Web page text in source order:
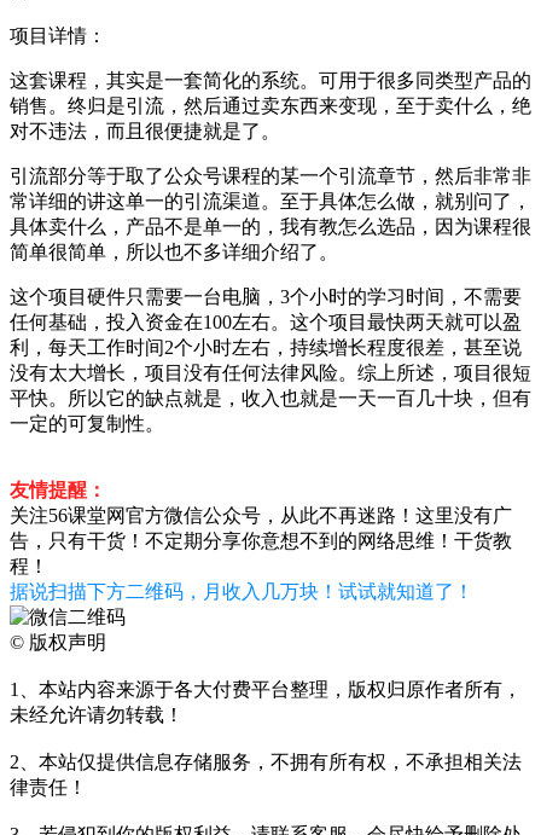
项目详情：
这套课程，其实是一套简化的系统。可用于很多同类型产品的
销售。终归是引流，然后通过卖东西来变现，至于卖什么，绝
对不违法，而且很便捷就是了。
引流部分等于取了公众号课程的某一个引流章节，然后非常非
常详细的讲这单一的引流渠道。至于具体怎么做，就别问了，
具体卖什么，产品不是单一的，我有教怎么选品，因为课程很
简单很简单，所以也不多详细介绍了。
这个项目硬件只需要一台电脑，3个小时的学习时间，不需要
任何基础，投入资金在100左右。这个项目最快两天就可以盈
利，每天工作时间2个小时左右，持续增长程度很差，甚至说
没有太大增长，项目没有任何法律风险。综上所述，项目很短
平快。所以它的缺点就是，收入也就是一天一百几十块，但有
一定的可复制性。
友情提醒：
关注56课堂网官方微信公众号，从此不再迷路！这里没有广
告，只有干货！不定期分享你意想不到的网络思维！干货教
程！
据说扫描下方二维码，月收入几万块！试试就知道了！
© 版权声明
1、本站内容来源于各大付费平台整理，版权归原作者所有，
未经允许请勿转载！
2、本站仅提供信息存储服务，不拥有所有权，不承担相关法
律责任！